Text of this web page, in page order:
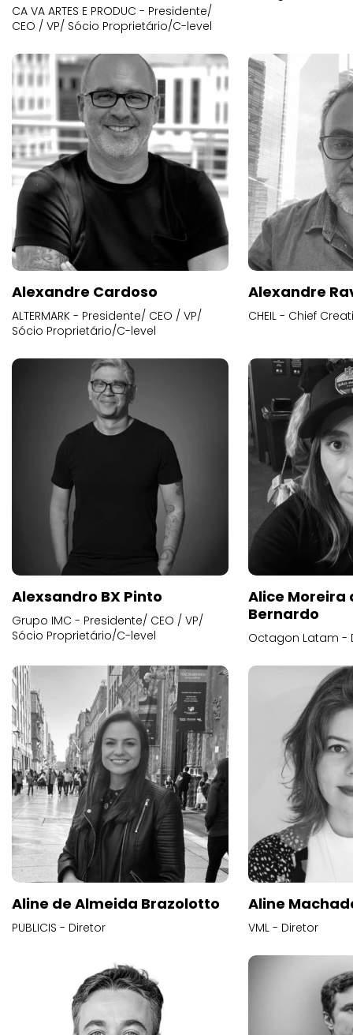
CA VA ARTES E PRODUC - Presidente/
CEO / VP/ Sócio Proprietário/C-level
Alexandre Cardoso
ALTERMARK - Presidente/ CEO / VP/
Sócio Proprietário/C-level
Alexandre
CHEIL - Chief
Alexsandro BX Pinto
Grupo IMC - Presidente/ CEO / VP/
Sócio Proprietário/C-level
Alice
Bernardo
Octagon Latam -
Aline de Almeida Brazolotto
PUBLICIS - Diretor
Aline
VML - Diretor